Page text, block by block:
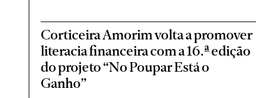
Corticeira Amorim volta a promover
literacia financeira com a 16.ª edição
do projeto “No Poupar Está o
Ganho”